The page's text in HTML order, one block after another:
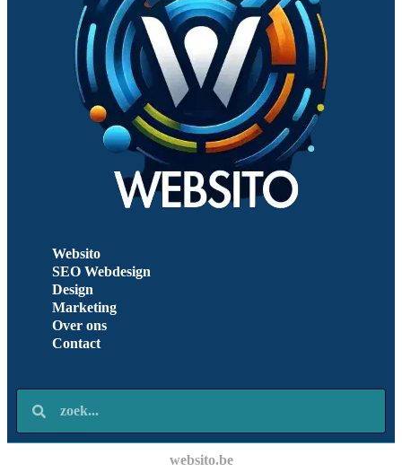
Websito
SEO Webdesign
Design
Marketing
Over ons
Contact
websito.be